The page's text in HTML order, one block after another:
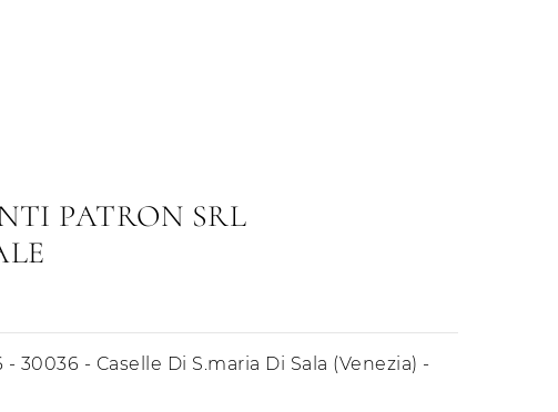
PATRON SRL
- 30036 - Caselle Di S.maria Di Sala (Venezia) -